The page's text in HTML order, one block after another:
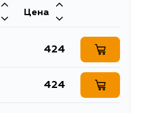
Цена
424
424